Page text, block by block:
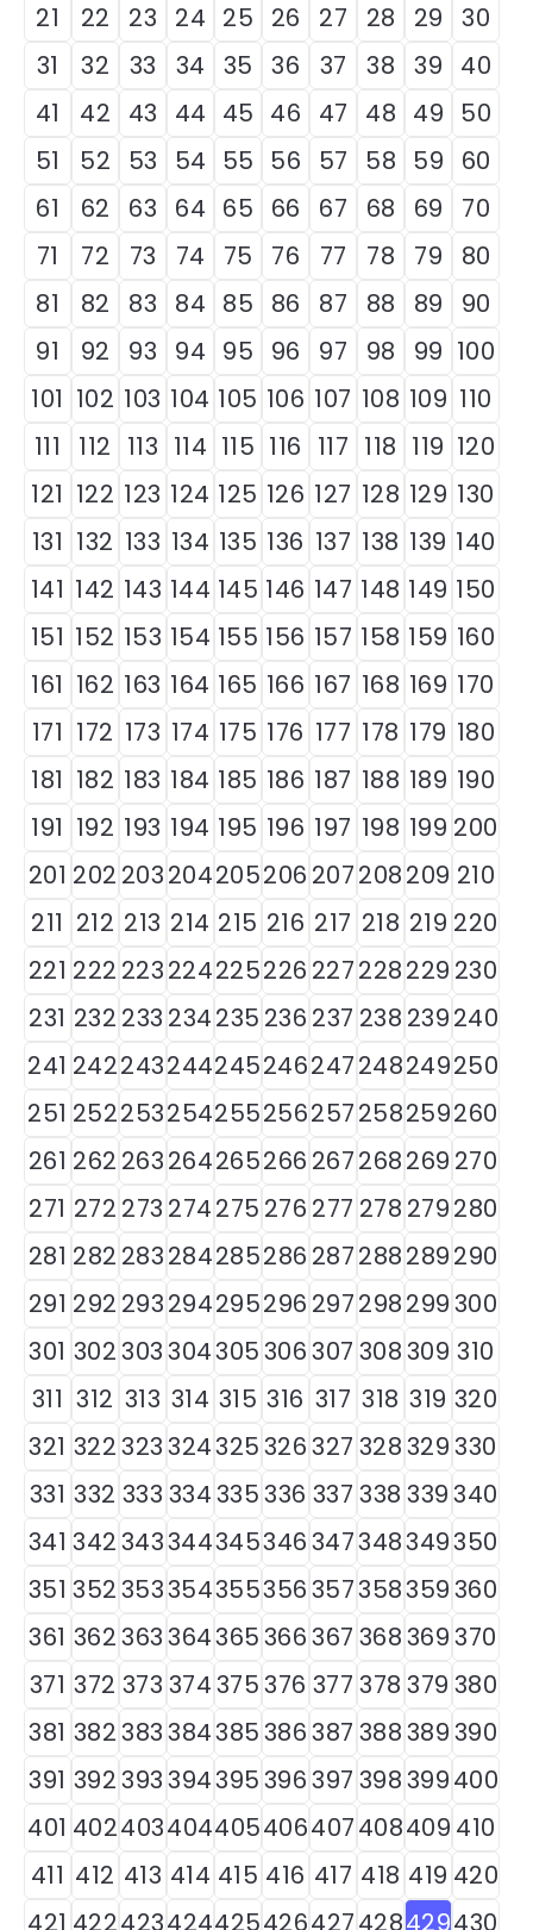
21
22 23 24 25 26 27 28 29
30
31
32 33 34 35 36 37 38 39
40
41
42 43 44 45 46 47 48 49 50
51
52 53 54 55 56 57 58 59
60
61
62 63 64 65 66 67 68 69
70
71
72 73 74 75 76 77 78 79
80
81
82 83 84 85 86 87 88 89
90
91
92 93 94 95 96 97 98 99 100
101 102 103 104 105 106 107 108 109 110
111
112 113 114 115 116 117 118 119 120
121 122 123 124 125 126 127 128 129 130
131 132 133 134 135 136 137 138 139 140
141 142 143 144 145 146 147 148 149 150
151 152 153 154 155 156 157 158 159 160
161 162 163 164 165 166 167 168 169 170
171 172 173 174 175 176 177 178 179 180
181 182 183 184 185 186 187 188 189 190
191 192 193 194 195 196 197 198 199 200
201 202 203204205206 207208209 210
211 212 213 214 215 216 217 218 219 220
221 222 223224225226 227228229 230
231 232 233 234235 236 237 238 239240
241 242243244245246247248249250
251 252253254255256257258259260
261 262 263264265266 267268269 270
271 272 273 274275 276 277 278 279280
281 282 283284285286 287288289290
291 292 293294295296 297298299300
301 302303304305306307 308309 310
311 312 313 314 315 316 317 318 319 320
321 322323324325326327 328329330
331 332 333 334335336 337 338 339340
341 342343344345346347348349350
351 352353354355356357358359360
361 362363364365366367 368369370
371 372 373 374375376 377 378 379 380
381 382383384385386387 388389390
391 392393394395396397 398399400
401 402403404405406407408409 410
411 412 413 414 415 416 417 418 419 420
421 422423424425426427428429430